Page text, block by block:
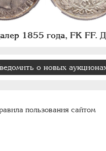
о новых
пользования сайтом